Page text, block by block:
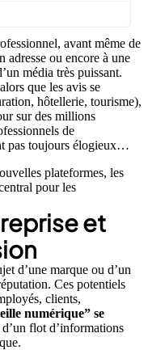
avant même de
adresse ou encore à une
média très puissant.
que les avis se
hôtellerie, tourisme),
sur des millions
de
pas toujours élogieux…
plateformes, les
pour les
et
d’une marque ou d’un
Ces potentiels
clients,
numérique” se
flot d’informations